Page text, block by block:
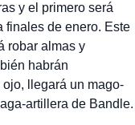
y el primero será
finales de enero. Este
robar almas y
habrán
llegará un mago-
artillera de Bandle.